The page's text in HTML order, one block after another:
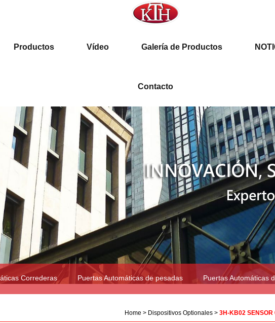
MICROONDAS (HOTRON)
Productos Vídeo Galería de Productos
Contacto
Correderas Puertas Automáticas de pesadas Puertas Automáticas
Home > Dispositivos Optionales > 3H-KB02 SENSOR